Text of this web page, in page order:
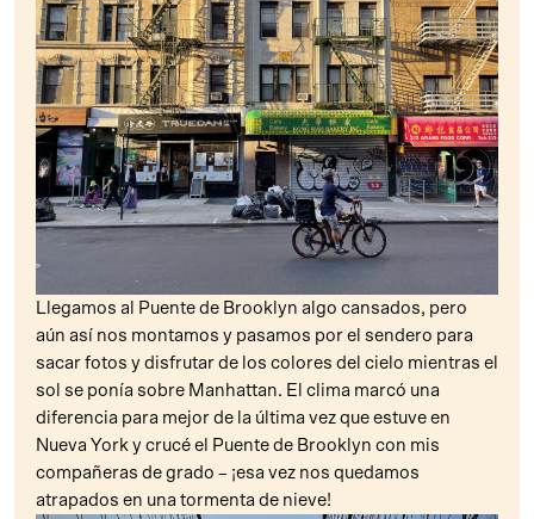
Llegamos al Puente de Brooklyn algo cansados, pero
aún así nos montamos y pasamos por el sendero para
sacar fotos y disfrutar de los colores del cielo mientras el
sol se ponía sobre Manhattan. El clima marcó una
diferencia para mejor de la última vez que estuve en
Nueva York y crucé el Puente de Brooklyn con mis
compañeras de grado – ¡esa vez nos quedamos
atrapados en una tormenta de nieve!